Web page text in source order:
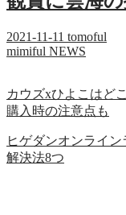
2021-11-11 tomoful
mimiful NEWS
カウズxひよこはど
購入時の注意点も
ヒゲダンオンライ
解決法8つ